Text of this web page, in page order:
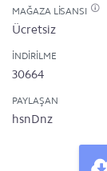
MAĞAZA LISANSI
Ücretsiz
İNDIRILME
30664
PAYLAŞAN
hsnDnz